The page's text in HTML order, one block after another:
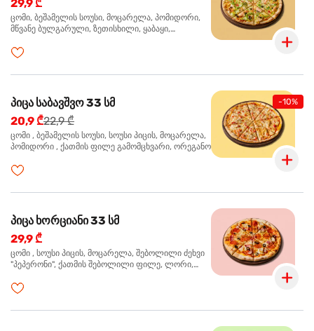
29,9 ₾
ცომი, ბეშამელის სოუსი, მოცარელა, პომიდორი,
მწვანე ბულგარული, ზეთისხილი, ყაბაყი,
ორეგანო
-10%
პიცა საბავშვო 33 სმ
20,9 ₾22,9 ₾
ცომი , ბეშამელის სოუსი, სოუსი პიცის, მოცარელა,
პომიდორი , ქათმის ფილე გამომცხვარი, ორეგანო
პიცა ხორციანი 33 სმ
29,9 ₾
ცომი , სოუსი პიცის, მოცარელა, შებოლილი ძეხვი
"პეპერონი", ქათმის შებოლილი ფილე, ლორი,